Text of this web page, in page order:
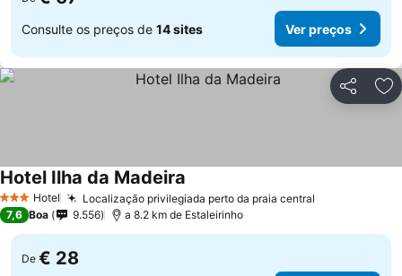
Consulte os preços de 14 sites Ver preços
Partilhar
3 EstrelasHotel Localização privilegiada perto da praia central
Hotel Ilha da Madeira
7,6 Boa 9.556 a 8.2 km de Estaleirinho
De € 28